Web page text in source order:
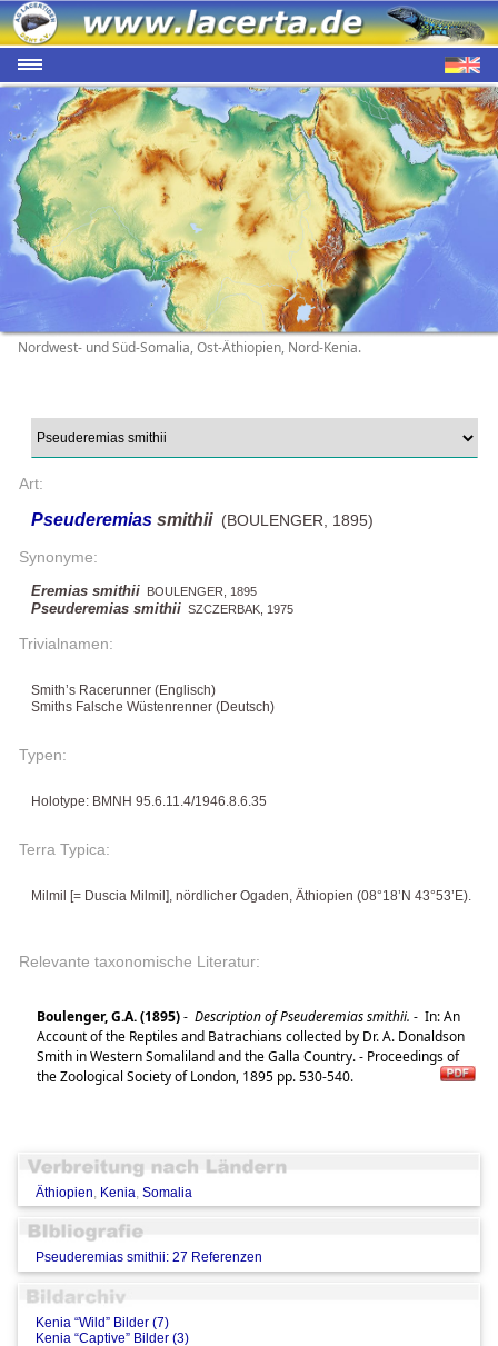
Nordwest- und Süd-Somalia, Ost-Äthiopien, Nord-Kenia.
Art:
Pseuderemias smithii(BOULENGER, 1895)
Synonyme:
Eremias smithii BOULENGER, 1895
Pseuderemias smithii SZCZERBAK, 1975
Trivialnamen:
Smith’s Racerunner (Englisch)
Smiths Falsche Wüstenrenner (Deutsch)
Typen:
Holotype: BMNH 95.6.11.4/1946.8.6.35
Terra Typica:
Milmil [= Duscia Milmil], nördlicher Ogaden, Äthiopien (08°18’N 43°53’E).
Relevante taxonomische Literatur:
Boulenger, G.A. (1895)- Description of Pseuderemias smithii. - In: An
Account of the Reptiles and Batrachians collected by Dr. A. Donaldson
Smith in Western Somaliland and the Galla Country. - Proceedings of
the Zoological Society of London, 1895 pp. 530-540.
Äthiopien, Kenia, Somalia
Pseuderemias smithii: 27 Referenzen
Kenia “Wild” Bilder (7)
Kenia “Captive” Bilder (3)